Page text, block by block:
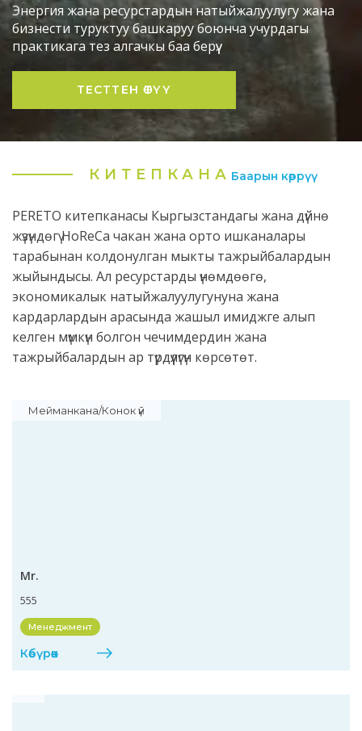
Энергия жана ресурстардын натыйжалуулугу жана
бизнести туруктуу башкаруу боюнча учурдагы
практикага тез алгачкы баа берүү.
ТЕСТТЕН ӨТҮҮ
КИТЕПКАНА Баарын көррүү
PERETO китепканасы Кыргызстандагы жана дүйнө
жүзүндөгү HoReCa чакан жана орто ишканалары
тарабынан колдонулган мыкты тажрыйбалардын
жыйындысы. Ал ресурстарды үнөмдөөгө,
экономикалык натыйжалуулугунуна жана
кардарлардын арасында жашыл имиджге алып
келген мүмкүн болгон чечимдердин жана
тажрыйбалардын ар түрдүүлүгүн көрсөтөт.
Мейманкана/Конок үй
Mr.
555
Менеджмент
Көбүрөөк